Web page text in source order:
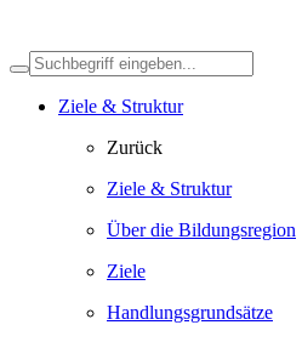
Ziele & Struktur
Zurück
Ziele & Struktur
Über die Bildungsregion
Ziele
Handlungsgrundsätze